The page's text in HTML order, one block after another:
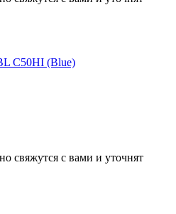
C50HI (Blue)
свяжутся с вами и уточнят